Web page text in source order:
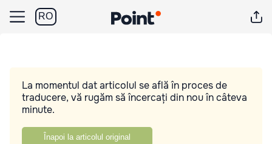
RO
La momentul dat articolul se află în proces de
traducere, vă rugăm să încercați din nou în câteva
minute.
Înapoi la articolul original